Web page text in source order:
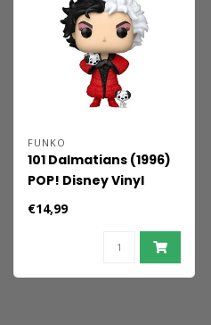
FUNKO
101 Dalmatians (1996)
POP! Disney Vinyl
Figure Cruella De Vil 9
€14,99